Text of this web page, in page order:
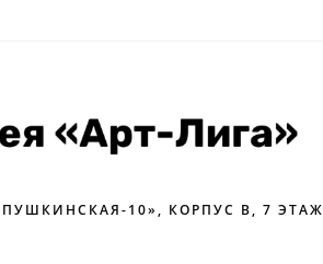
10», КОРПУС В, 7 ЭТАЖ